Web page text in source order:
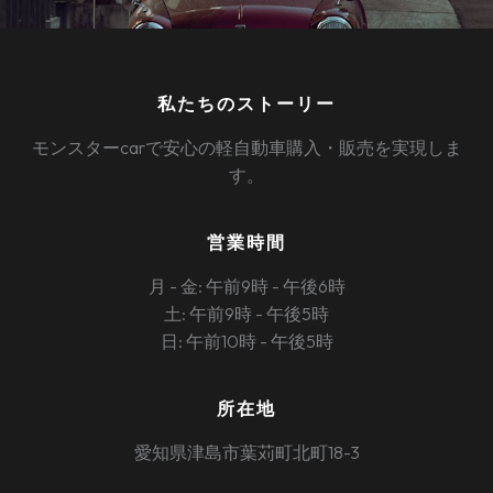
私たちのストーリー
モンスターcarで安心の軽自動車購入・販売を実現しま
す。
営業時間
月 - 金: 午前9時 - 午後6時
土: 午前9時 - 午後5時
日: 午前10時 - 午後5時
所在地
愛知県津島市葉苅町北町18-3